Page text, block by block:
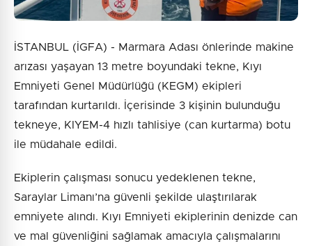
İSTANBUL (İGFA) - Marmara Adası önlerinde makine
arızası yaşayan 13 metre boyundaki tekne, Kıyı
Emniyeti Genel Müdürlüğü (KEGM) ekipleri
tarafından kurtarıldı. İçerisinde 3 kişinin bulunduğu
tekneye, KIYEM-4 hızlı tahlisiye (can kurtarma) botu
ile müdahale edildi.
Ekiplerin çalışması sonucu yedeklenen tekne,
Saraylar Limanı’na güvenli şekilde ulaştırılarak
emniyete alındı. Kıyı Emniyeti ekiplerinin denizde can
ve mal güvenliğini sağlamak amacıyla çalışmalarını